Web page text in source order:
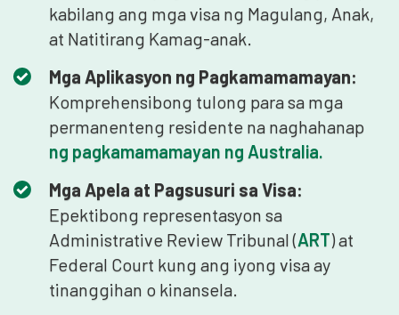
kabilang ang mga visa ng Magulang, Anak,
at Natitirang Kamag-anak.
Mga Aplikasyon ng Pagkamamamayan:
Komprehensibong tulong para sa mga
permanenteng residente na naghahanap
ng pagkamamamayan ng Australia.
Mga Apela at Pagsusuri sa Visa:
Epektibong representasyon sa
Administrative Review Tribunal (ART) at
Federal Court kung ang iyong visa ay
tinanggihan o kinansela.